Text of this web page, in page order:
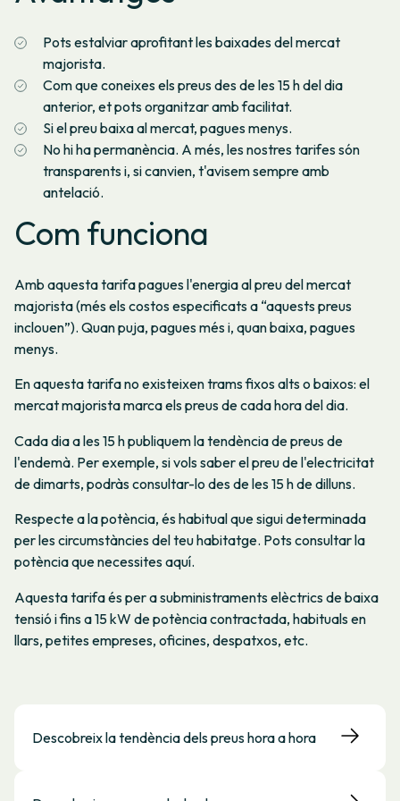
Pots estalviar aprofitant les baixades del mercat
majorista.
Com que coneixes els preus des de les 15 h del dia
anterior, et pots organitzar amb facilitat.
Si el preu baixa al mercat, pagues menys.
No hi ha permanència. A més, les nostres tarifes són
transparents i, si canvien, t'avisem sempre amb
antelació.
Com funciona
Amb aquesta tarifa pagues l'energia al preu del mercat
majorista (més els costos especificats a “aquests preus
inclouen”). Quan puja, pagues més i, quan baixa, pagues
menys.
En aquesta tarifa no existeixen trams fixos alts o baixos: el
mercat majorista marca els preus de cada hora del dia.
Cada dia a les 15 h publiquem la tendència de preus de
l'endemà. Per exemple, si vols saber el preu de l'electricitat
de dimarts, podràs consultar-lo des de les 15 h de dilluns.
Respecte a la potència, és habitual que sigui determinada
per les circumstàncies del teu habitatge. Pots consultar la
potència que necessites aquí.
Aquesta tarifa és per a subministraments elèctrics de baixa
tensió i fins a 15 kW de potència contractada, habituals en
llars, petites empreses, oficines, despatxos, etc.
Descobreix la tendència dels preus hora a hora